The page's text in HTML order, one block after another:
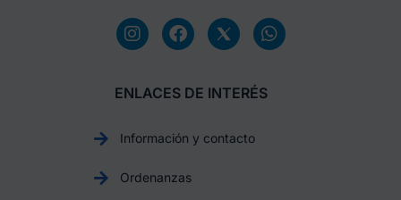
ENLACES DE INTERÉS
Información y contacto
Ordenanzas